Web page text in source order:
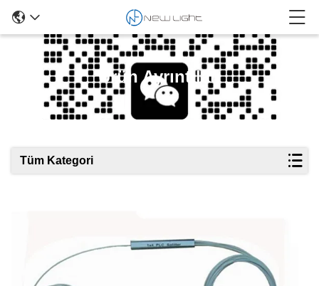
Ürün Ayrıntıları
Tüm Kategori